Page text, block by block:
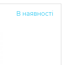
В наявності